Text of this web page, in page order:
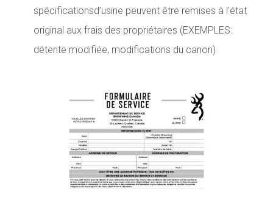
spécificationsd’usine peuvent être remises à l’état
original aux frais des propriétaires (EXEMPLES:
détente modifiée, modifications du canon)